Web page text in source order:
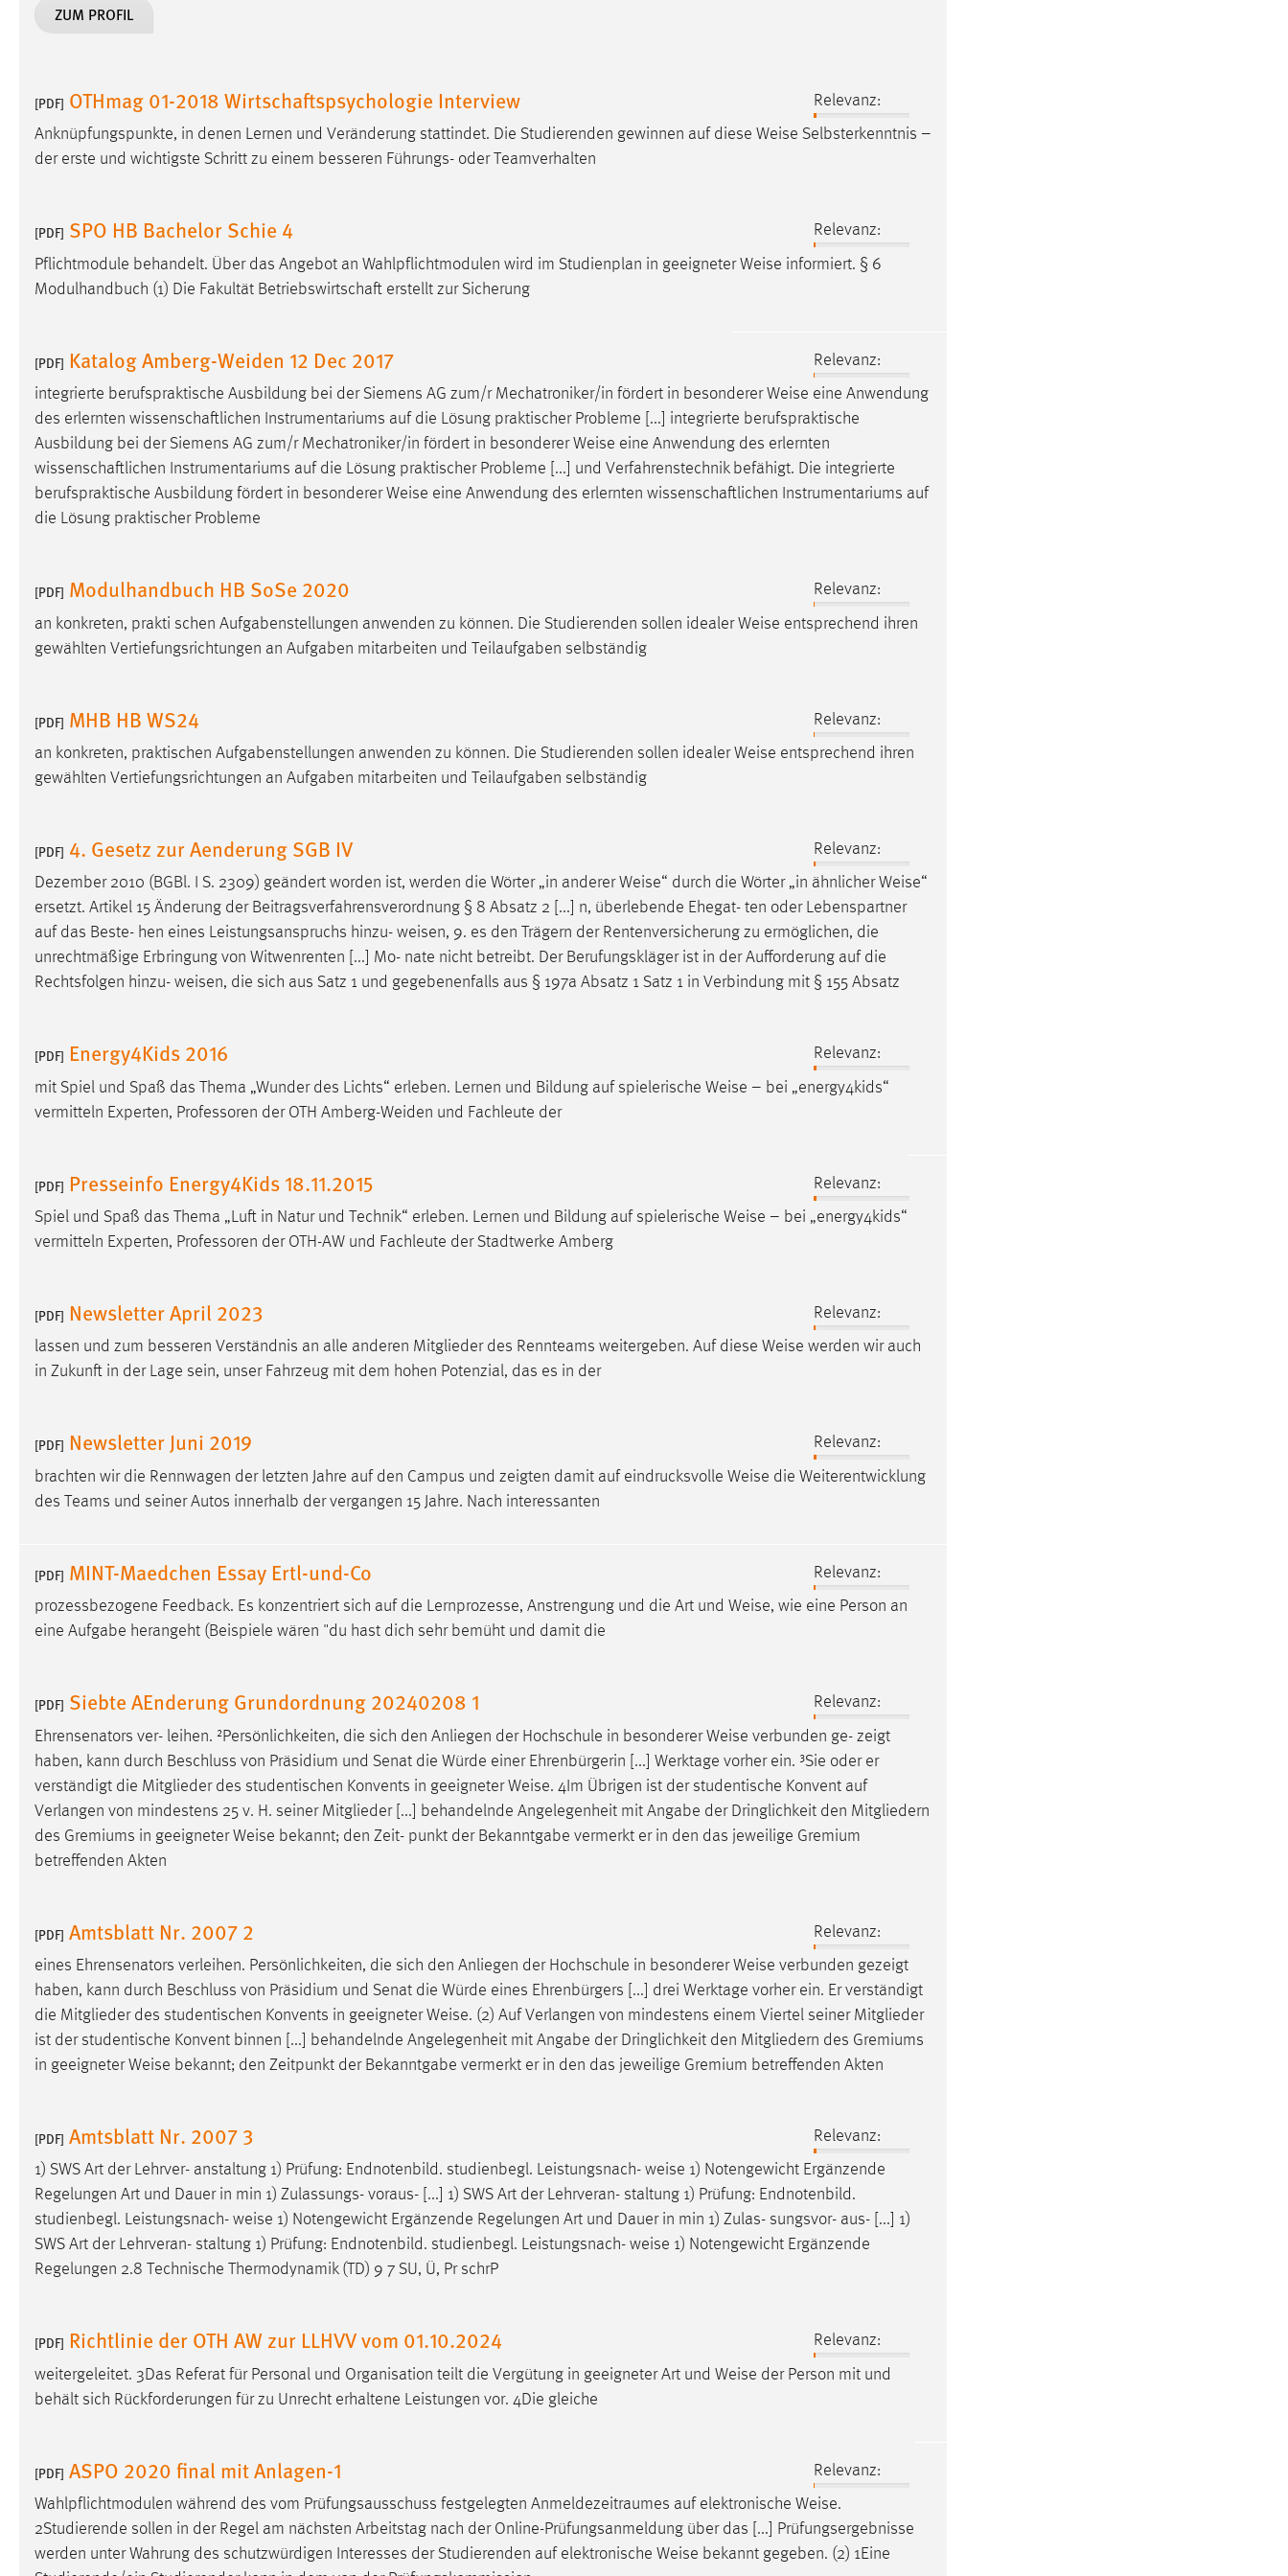
ZUM PROFIL
[PDF] OTHmag 01-2018 Wirtschaftspsychologie Interview
Relevanz:
Anknüpfungspunkte, in denen Lernen und Veränderung stattindet. Die Studierenden gewinnen auf diese Weise Selbsterkenntnis –
der erste und wichtigste Schritt zu einem besseren Führungs- oder Teamverhalten
[PDF] SPO HB Bachelor Schie 4
Relevanz:
Pflichtmodule behandelt. Über das Angebot an Wahlpflichtmodulen wird im Studienplan in geeigneterWeise informiert. § 6
Modulhandbuch (1) Die Fakultät Betriebswirtschaft erstellt zur Sicherung
[PDF] Katalog Amberg-Weiden 12 Dec 2017
Relevanz:
integrierte berufspraktische Ausbildung bei der Siemens AG zum/r Mechatroniker/in fördert in besondererWeise eine Anwendung
des erlernten wissenschaftlichen Instrumentariums auf die Lösung praktischer Probleme [...] integrierte berufspraktische
Ausbildung bei der Siemens AG zum/r Mechatroniker/in fördert in besondererWeise eine Anwendung des erlernten
wissenschaftlichen Instrumentariums auf die Lösung praktischer Probleme [...] und Verfahrenstechnik befähigt. Die integrierte
berufspraktische Ausbildung fördert in besondererWeise eine Anwendung des erlernten wissenschaftlichen Instrumentariums auf
die Lösung praktischer Probleme
[PDF] Modulhandbuch HB SoSe 2020
Relevanz:
an konkreten, prakti schen Aufgabenstellungen anwenden zu können. Die Studierenden sollen idealerWeise entsprechend ihren
gewählten Vertiefungsrichtungen an Aufgaben mitarbeiten und Teilaufgaben selbständig
[PDF] MHB HB WS24
Relevanz:
an konkreten, praktischen Aufgabenstellungen anwenden zu können. Die Studierenden sollen idealerWeise entsprechend ihren
gewählten Vertiefungsrichtungen an Aufgaben mitarbeiten und Teilaufgaben selbständig
[PDF] 4. Gesetz zur Aenderung SGB IV
Relevanz:
Dezember 2010 (BGBl. I S. 2309) geändert worden ist, werden die Wörter „in andererWeise“ durch die Wörter „in ähnlicherWeise“
ersetzt. Artikel 15 Änderung der Beitragsverfahrensverordnung § 8 Absatz 2 [...] n, überlebende Ehegat- ten oder Lebenspartner
auf das Beste- hen eines Leistungsanspruchs hinzu- weisen, 9. es den Trägern der Rentenversicherung zu ermöglichen, die
unrechtmäßige Erbringung von Witwenrenten [...] Mo- nate nicht betreibt. Der Berufungskläger ist in der Aufforderung auf die
Rechtsfolgen hinzu- weisen, die sich aus Satz 1 und gegebenenfalls aus § 197a Absatz 1 Satz 1 in Verbindung mit § 155 Absatz
[PDF] Energy4Kids 2016
Relevanz:
mit Spiel und Spaß das Thema „Wunder des Lichts“ erleben. Lernen und Bildung auf spielerische Weise – bei „energy4kids“
vermitteln Experten, Professoren der OTH Amberg-Weiden und Fachleute der
[PDF] Presseinfo Energy4Kids 18.11.2015
Relevanz:
Spiel und Spaß das Thema „Luft in Natur und Technik“ erleben. Lernen und Bildung auf spielerische Weise – bei „energy4kids“
vermitteln Experten, Professoren der OTH-AW und Fachleute der Stadtwerke Amberg
[PDF] Newsletter April 2023
Relevanz:
lassen und zum besseren Verständnis an alle anderen Mitglieder des Rennteams weitergeben. Auf diese Weise werden wir auch
in Zukunft in der Lage sein, unser Fahrzeug mit dem hohen Potenzial, das es in der
[PDF] Newsletter Juni 2019
Relevanz:
brachten wir die Rennwagen der letzten Jahre auf den Campus und zeigten damit auf eindrucksvolle Weise die Weiterentwicklung
des Teams und seiner Autos innerhalb der vergangen 15 Jahre. Nach interessanten
[PDF] MINT-Maedchen Essay Ertl-und-Co
Relevanz:
prozessbezogene Feedback. Es konzentriert sich auf die Lernprozesse, Anstrengung und die Art und Weise, wie eine Person an
eine Aufgabe herangeht (Beispiele wären "du hast dich sehr bemüht und damit die
[PDF] Siebte AEnderung Grundordnung 20240208 1
Relevanz:
Ehrensenators ver- leihen. ²Persönlichkeiten, die sich den Anliegen der Hochschule in besondererWeise verbunden ge- zeigt
haben, kann durch Beschluss von Präsidium und Senat die Würde einer Ehrenbürgerin [...] Werktage vorher ein. ³Sie oder er
verständigt die Mitglieder des studentischen Konvents in geeigneterWeise. 4Im Übrigen ist der studentische Konvent auf
Verlangen von mindestens 25 v. H. seiner Mitglieder [...] behandelnde Angelegenheit mit Angabe der Dringlichkeit den Mitgliedern
des Gremiums in geeigneterWeise bekannt; den Zeit- punkt der Bekanntgabe vermerkt er in den das jeweilige Gremium
betreffenden Akten
[PDF] Amtsblatt Nr. 2007 2
Relevanz:
eines Ehrensenators verleihen. Persönlichkeiten, die sich den Anliegen der Hochschule in besondererWeise verbunden gezeigt
haben, kann durch Beschluss von Präsidium und Senat die Würde eines Ehrenbürgers [...] drei Werktage vorher ein. Er verständigt
die Mitglieder des studentischen Konvents in geeigneterWeise. (2) Auf Verlangen von mindestens einem Viertel seiner Mitglieder
ist der studentische Konvent binnen [...] behandelnde Angelegenheit mit Angabe der Dringlichkeit den Mitgliedern des Gremiums
in geeigneterWeise bekannt; den Zeitpunkt der Bekanntgabe vermerkt er in den das jeweilige Gremium betreffenden Akten
[PDF] Amtsblatt Nr. 2007 3
Relevanz:
1) SWS Art der Lehrver- anstaltung 1) Prüfung: Endnotenbild. studienbegl. Leistungsnach- weise 1) Notengewicht Ergänzende
Regelungen Art und Dauer in min 1) Zulassungs- voraus- [...] 1) SWS Art der Lehrveran- staltung 1) Prüfung: Endnotenbild.
studienbegl. Leistungsnach- weise 1) Notengewicht Ergänzende Regelungen Art und Dauer in min 1) Zulas- sungsvor- aus- [...] 1)
SWS Art der Lehrveran- staltung 1) Prüfung: Endnotenbild. studienbegl. Leistungsnach- weise 1) Notengewicht Ergänzende
Regelungen 2.8 Technische Thermodynamik (TD) 9 7 SU, Ü, Pr schrP
[PDF] Richtlinie der OTH AW zur LLHVV vom 01.10.2024
Relevanz:
weitergeleitet. 3Das Referat für Personal und Organisation teilt die Vergütung in geeigneter Art und Weise der Person mit und
behält sich Rückforderungen für zu Unrecht erhaltene Leistungen vor. 4Die gleiche
[PDF] ASPO 2020 final mit Anlagen-1
Relevanz:
Wahlpflichtmodulen während des vom Prüfungsausschuss festgelegten Anmeldezeitraumes auf elektronische Weise.
2Studierende sollen in der Regel am nächsten Arbeitstag nach der Online-Prüfungsanmeldung über das [...] Prüfungsergebnisse
werden unter Wahrung des schutzwürdigen Interesses der Studierenden auf elektronische Weise bekannt gegeben. (2) 1Eine
Sprachpräferenz
Name: site-language-preference
Zweck:
Das Cookie speichert die gewählte
Cookie Laufzeit: 30 Tage
Chat
5e9dbeb1811c0446
Zweck:
Wird benötigt um die Chatfunktion
nutzen zu können.
Cookie Laufzeit:
MibewSessionID, mibew-chat-frame-
style-5e9dbeb1811c0446 =
Sitzungslaufzeit, mibew_locale = 3
Jahre, MIBEW_UserID = 1 Jahr
Zweck:
Dieser Cookie ist notwendig um sich an
STATISTIK
unsere Besucher unsere Website nutzen.
Matomo
Name: _pk_ref, _pk_cvar, _pk_id, _pk_ses
Zweck: Zugriffsstatistik
MARKETING
Marketing Cookies werden von Drittanbietern
hinweg verfolgen.
Google Ads
Anbieter: Google Ireland Limited
Zweck: Conversion-Tracking
Cookie Laufzeit: 3 Monate
Facebook Pixel
Name: _fbp
Anbieter:
Cookie Laufzeit: 3 Monate
Um Inhalte von Videoplattformen und Social Media
Plattformen anzeigen zu können, werden von diesen
externen Medien Cookies gesetzt.
YouTube
Vimeo